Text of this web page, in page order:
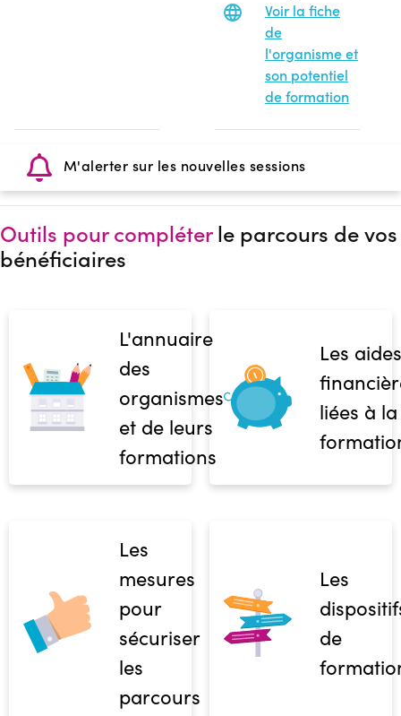
Voir la fiche
de
l'organisme et
son potentiel
de formation
M'alerter sur les nouvelles sessions
Outils pour compléterle parcours de vos
bénéficiaires
L'annuaire
des
organismes
et de leurs
formations
Les aides
liées à la
Les
mesures
pour
sécuriser
les
parcours
Les
de